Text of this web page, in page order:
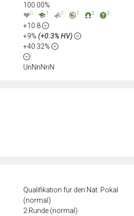
Qualifikation für den Nat. Pokal
(normal)
2.Runde (normal)
100.00%
0 1 0 1 2 3
+10.8
+9% (+0.3% HV)
+40.32%
UnNnNnN